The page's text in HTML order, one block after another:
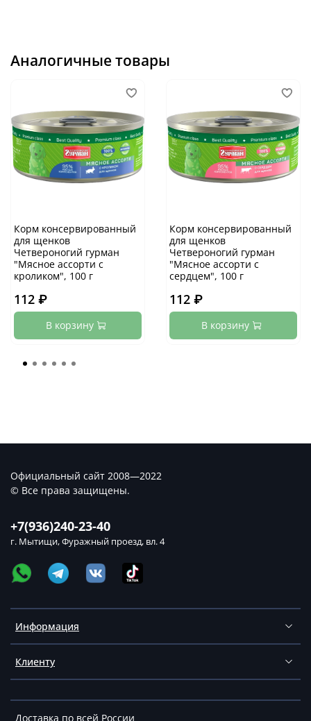
Аналогичные товары
Корм консервированный
для щенков
Четвероногий гурман
"Мясное ассорти с
кроликом", 100 г
112 ₽
В корзину
Корм консервированный
для щенков
Четвероногий гурман
"Мясное ассорти с
сердцем", 100 г
112 ₽
В корзину
Информация
Клиенту
Доставка по всей России
+7(936)240-23-40
г. Мытищи, Фуражный проезд, вл. 4
Официальный сайт 2008—2022
© Все права защищены.